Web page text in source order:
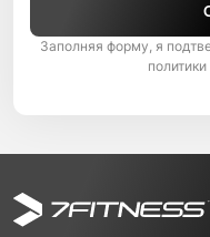
Заполняя форму, я